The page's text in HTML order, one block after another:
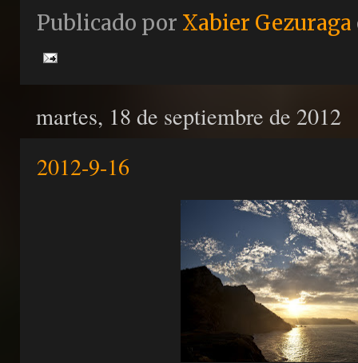
Publicado por Xabier Gezuraga
martes, 18 de septiembre de 2012
2012-9-16